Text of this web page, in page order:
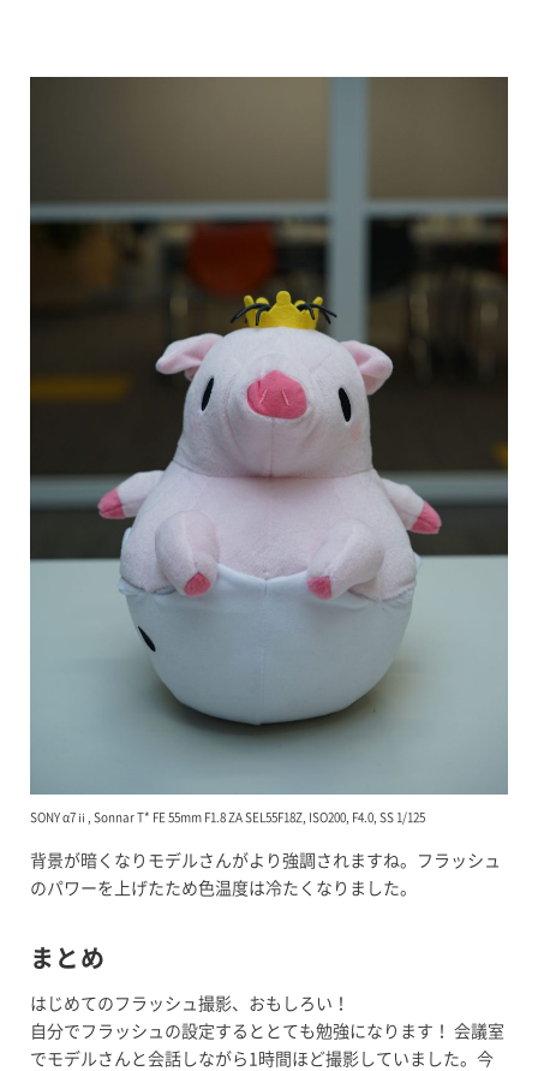
SONY α7ⅱ, Sonnar T* FE 55mm F1.8 ZA SEL55F18Z, ISO200, F4.0, SS 1/125
背景が暗くなりモデルさんがより強調されますね。フラッシュ
のパワーを上げたため色温度は冷たくなりました。
まとめ
はじめてのフラッシュ撮影、おもしろい！
自分でフラッシュの設定するととても勉強になります！ 会議室
でモデルさんと会話しながら1時間ほど撮影していました。今